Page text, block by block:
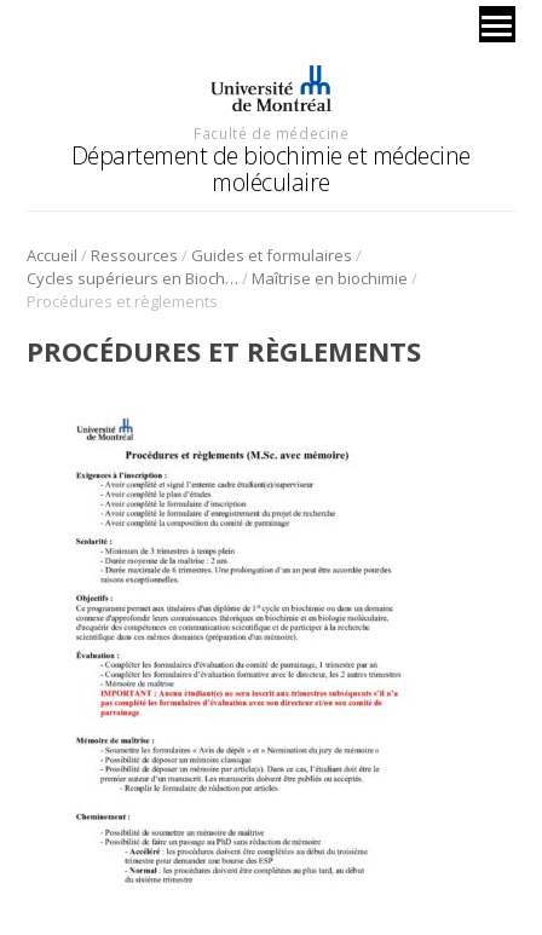
Faculté de médecine
Département de biochimie et médecine
moléculaire
Accueil / Ressources / Guides et formulaires /
Cycles supérieurs en Biochimie / Maîtrise en biochimie /
Procédures et règlements
PROCÉDURES ET RÈGLEMENTS